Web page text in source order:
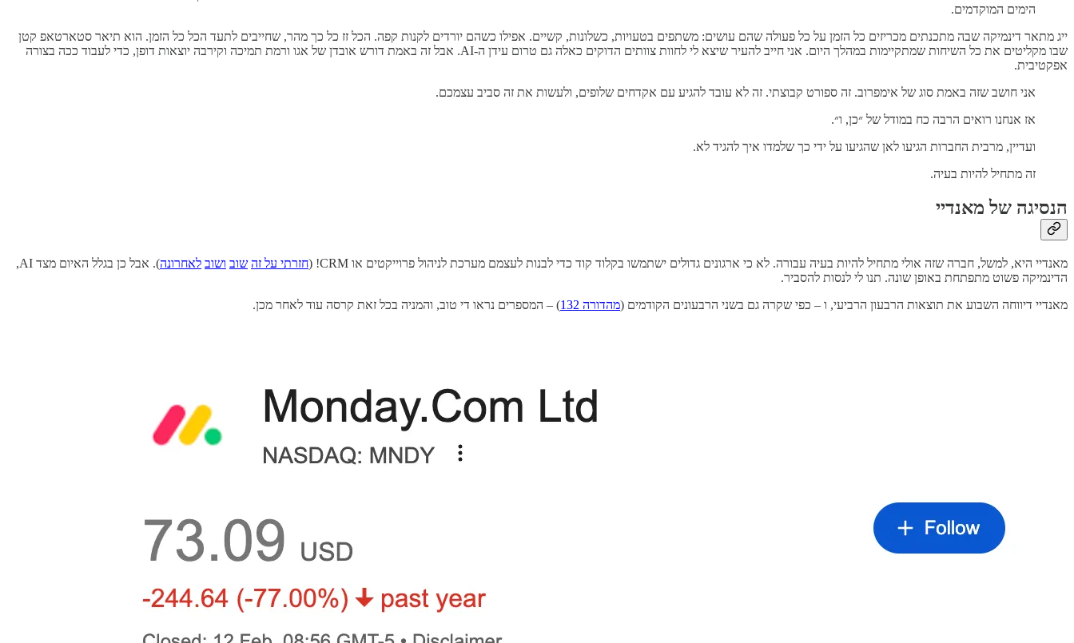
הימים המוקדמים.
ייג מתאר דינמיקה שבה מתכנתים מכריזים כל הזמן על כל פעולה שהם עושים: משתפים בטעויות, כשלונות, קשיים. אפילו כשהם יורדים לקנות קפה. הכל זז כל כך מהר, שחייבים לתעד הכל כל הזמן. הוא תיאר סטארטאפ קטן
שבו מקליטים את כל השיחות שמתקיימות במהלך היום. אני חייב להעיר שיצא לי לחוות צוותים הדוקים כאלה גם טרום עידן ה-AI. אבל זה באמת דורש אובדן של אגו ורמת תמיכה וקירבה יוצאות דופן, כדי לעבוד ככה בצורה
אפקטיבית.
אני חושב שזה באמת סוג של אימפרוב. זה ספורט קבוצתי. זה לא עובד להגיע עם אקדחים שלופים, ולעשות את זה סביב עצמכם.
אז אנחנו רואים הרבה כח במודל של ״כן, ו״.
ועדיין, מרבית החברות הגיעו לאן שהגיעו על ידי כך שלמדו איך להגיד לא.
זה מתחיל להיות בעיה.
הנסיגה של מאנדיי
מאנדיי היא, למשל, חברה שזה אולי מתחיל להיות בעיה עבורה. לא כי ארגונים גדולים ישתמשו בקלוד קוד כדי לבנות לעצמם מערכת לניהול פרוייקטים או CRM! ( חזרתי על זה שוב ושוב לאחרונה
). אבל כן בגלל האיום מצד AI,
הדינמיקה פשוט מתפתחת באופן שונה. תנו לי לנסות להסביר.
מאנדיי דיווחה השבוע את תוצאות הרבעון הרביעי, ו – כפי שקרה גם בשני הרבעונים הקודמים (מהדורה 132 ) – המספרים נראו די טוב, והמניה בכל זאת קרסה עוד לאחר מכן.